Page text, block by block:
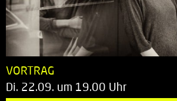
VORTRAG
Di. 22.09. um 19.00 Uhr